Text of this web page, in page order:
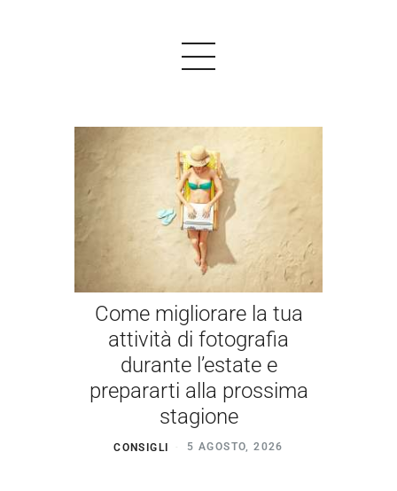
PRODOTTI
ESEMPI
TESTIMONIALS
PREZZI
LOGIN
INIZIARE GRATIS
Come migliorare la tua
attività di fotografia
durante l’estate e
prepararti alla prossima
stagione
CONSIGLI 5 AGOSTO, 2026